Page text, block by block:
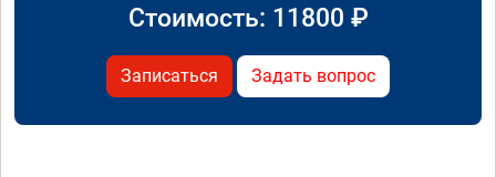
Стоимость: 11800 ₽
Записаться Задать вопрос